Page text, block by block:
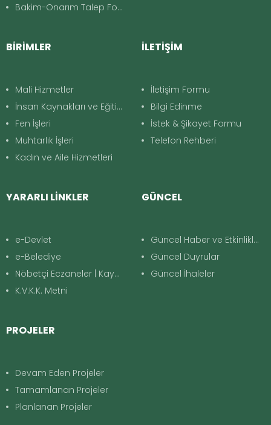
Bakim-Onarım Talep Formu
BİRİMLER
Mali Hizmetler
İnsan Kaynakları ve Eğitim
Fen İşleri
Muhtarlık İşleri
Kadın ve Aile Hizmetleri
İLETİŞİM
İletişim Formu
Bilgi Edinme
İstek & Şikayet Formu
Telefon Rehberi
YARARLI LİNKLER
e-Devlet
e-Belediye
Nöbetçi Eczaneler | Kayapınar
K.V.K.K. Metni
GÜNCEL
Güncel Haber ve Etkinlikler
Güncel Duyrular
Güncel İhaleler
PROJELER
Devam Eden Projeler
Tamamlanan Projeler
Planlanan Projeler